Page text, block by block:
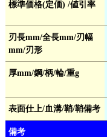
標準価格(定価) /値引率
刃長mm/全長mm/刃幅
mm/刃形
厚mm/鋼/柄/輪/重g
表面仕上/血溝/鞘/鞘備考
備考